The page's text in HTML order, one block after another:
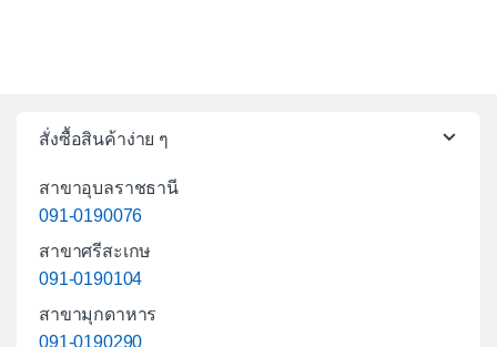
สั่งซื้อสินค้าง่าย ๆ
สาขาอุบลราชธานี
091-0190076
สาขาศรีสะเกษ
091-0190104
สาขามุกดาหาร
091-0190290